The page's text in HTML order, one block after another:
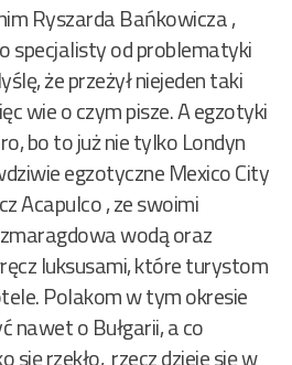
Ryszarda Bańkowicza ,
specjalisty od problematyki
że przeżył niejeden taki
wie o czym pisze. A egzotyki
bo to już nie tylko Londyn
egzotyczne Mexico City
Acapulco , ze swoimi
wodą oraz
luksusami, które turystom
Polakom w tym okresie
nawet o Bułgarii, a co
się rzekło, rzecz dzieje się w